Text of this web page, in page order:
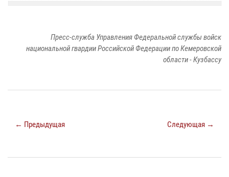
Пресс-служба Управления Федеральной службы войск
национальной гвардии Российской Федерации по Кемеровской
области - Кузбассу
← Предыдущая Следующая →